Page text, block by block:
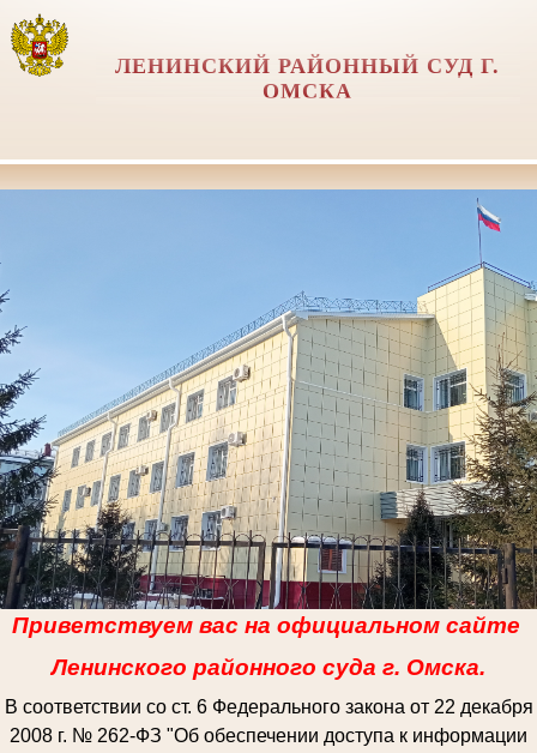
ЛЕНИНСКИЙ РАЙОННЫЙ СУД Г.
ОМСКА
Приветствуем вас на официальном сайте
Ленинского районного суда г. Омска.
В соответствии со ст. 6 Федерального закона от 22 декабря
2008 г. № 262-ФЗ "Об обеспечении доступа к информации